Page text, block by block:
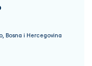
Bosna i Hercegovina